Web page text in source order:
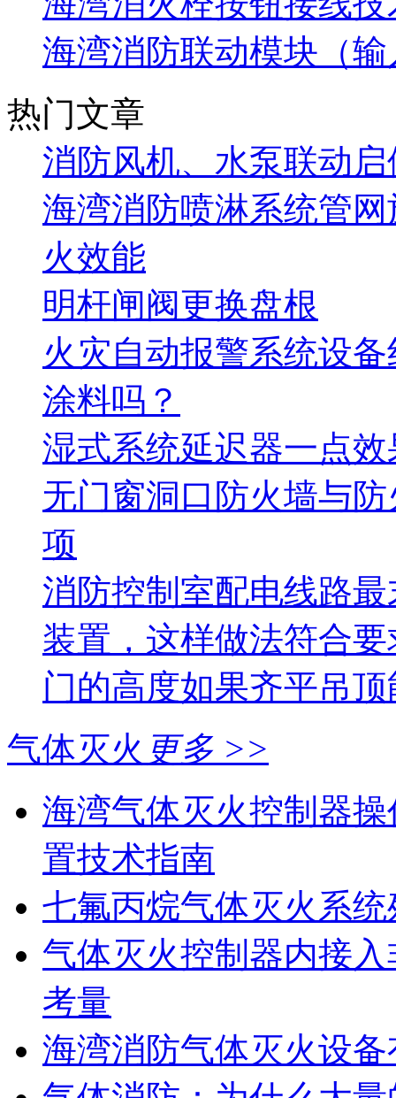
海湾消防联动模块（
热门文章
消防风机、水泵联动
海湾消防喷淋系统管
火效能
明杆闸阀更换盘根
火灾自动报警系统设
涂料吗？
湿式系统延迟器一点
无门窗洞口防火墙与
项
消防控制室配电线路
装置，这样做法符合
门的高度如果齐平吊
气体灭火 更多 >>
海湾气体灭火控制器
置技术指南
七氟丙烷气体灭火系统
气体灭火控制器内接
考量
海湾消防气体灭火设